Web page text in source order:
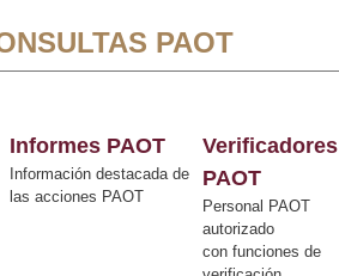
PAOT
Informes PAOT
Información destacada de
las acciones PAOT
Verificadores
PAOT
Personal PAOT
autorizado
con funciones de